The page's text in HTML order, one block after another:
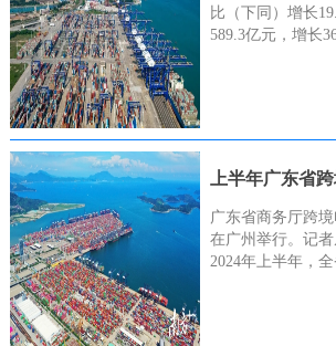
比（下同）增长
589.3亿元，增长
增长11.2%。儋
个月，儋州（含
上半年广东省
4273.4亿元
广东省商务厅跨
在广州举行。记者
2024年上半年，
4273.4亿元。据
从2015年的113亿